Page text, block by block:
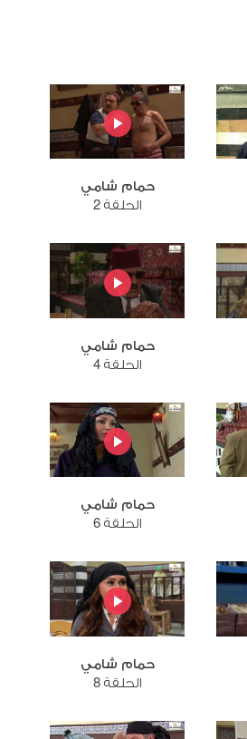
حمام شامي
الحلقة 2
حمام شامي
الحلقة 4
حمام شامي
الحلقة 6
حمام شامي
الحلقة 8